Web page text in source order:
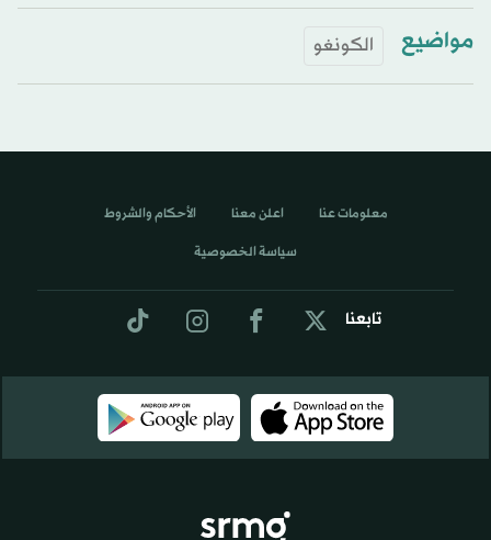
مواضيع الكونغو
تابعنا
معلومات عنا اعلن معنا الأحكام والشروط
سياسة الخصوصية